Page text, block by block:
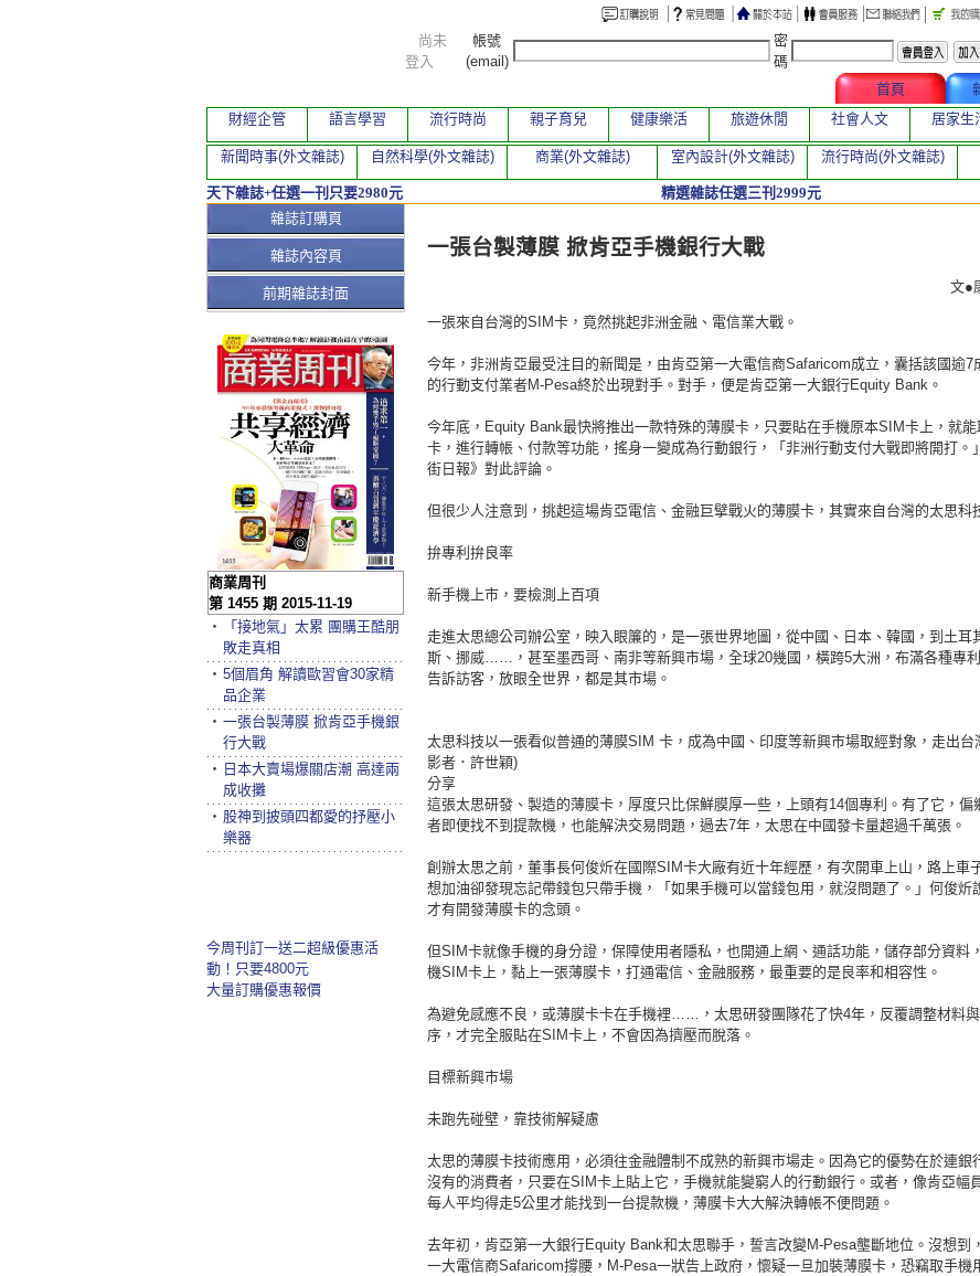
本期文章
一張台製薄膜 掀肯亞手機銀行大戰
文●
一張來自台灣的SIM卡，竟然挑起非洲金融、電信業大戰。
今年，非洲肯亞最受注目的新聞是，由肯亞第一大電信商Safaricom成立，囊括該國逾7
的行動支付業者M-Pesa終於出現對手。對手，便是肯亞第一大銀行Equity Bank。
今年底，Equity Bank最快將推出一款特殊的薄膜卡，只要貼在手機原本SIM卡上，就能
卡，進行轉帳、付款等功能，搖身一變成為行動銀行，「非洲行動支付大戰即將開打。
街日報》對此評論。
但很少人注意到，挑起這場肯亞電信、金融巨擘戰火的薄膜卡，其實來自台灣的太思科
拚專利拚良率
新手機上市，要檢測上百項
走進太思總公司辦公室，映入眼簾的，是一張世界地圖，從中國、日本、韓國，到土耳
斯、挪威……，甚至墨西哥、南非等新興市場，全球20幾國，橫跨5大洲，布滿各種專
告訴訪客，放眼全世界，都是其市場。
太思科技以一張看似普通的薄膜SIM 卡，成為中國、印度等新興市場取經對象，走出台
影者．許世穎)
分享
這張太思研發、製造的薄膜卡，厚度只比保鮮膜厚一些，上頭有14個專利。有了它，偏
者即便找不到提款機，也能解決交易問題，過去7年，太思在中國發卡量超過千萬張。
創辦太思之前，董事長何俊炘在國際SIM卡大廠有近十年經歷，有次開車上山，路上車
想加油卻發現忘記帶錢包只帶手機，「如果手機可以當錢包用，就沒問題了。」何俊炘
才有開發薄膜卡的念頭。
但SIM卡就像手機的身分證，保障使用者隱私，也開通上網、通話功能，儲存部分資料
機SIM卡上，黏上一張薄膜卡，打通電信、金融服務，最重要的是良率和相容性。
為避免感應不良，或薄膜卡卡在手機裡……，太思研發團隊花了快4年，反覆調整材料
序，才完全服貼在SIM卡上，不會因為擠壓而脫落。
目標新興市場
未跑先碰壁，靠技術解疑慮
太思的薄膜卡技術應用，必須往金融體制不成熟的新興市場走。因為它的優勢在於連銀
沒有的消費者，只要在SIM卡上貼上它，手機就能變窮人的行動銀行。或者，像肯亞幅
每人平均得走5公里才能找到一台提款機，薄膜卡大大解決轉帳不便問題。
去年初，肯亞第一大銀行Equity Bank和太思聯手，誓言改變M-Pesa壟斷地位。沒想到
一大電信商Safaricom撐腰，M-Pesa一狀告上政府，懷疑一旦加裝薄膜卡，恐竊取手機
雜誌訂購頁
雜誌內容頁
前期雜誌封面
商業周刊
第 1455 期 2015-11-19
‧
「接地氣」太累 團購王酷朋
敗走真相
‧ 5個眉角 解讀歐習會30家精
品企業
‧ 一張台製薄膜 掀肯亞手機銀
行大戰
‧ 日本大賣場爆關店潮 高達兩
成收攤
‧ 股神到披頭四都愛的抒壓小
樂器
今周刊訂一送二超級優惠活
動！只要4800元
大量訂購優惠報價
尚未
登入
帳號
(email)
密
碼
首頁
財經企管
語言學習 流行時尚 親子育兒 健康樂活 旅遊休閒 社會人文 居家生
新聞時事(外文雜誌) 自然科學(外文雜誌) 商業(外文雜誌) 室內設計(外文雜誌) 流行時尚(外文雜誌)
天下雜誌+任選一刊只要2980元 精選雜誌任選三刊2999元